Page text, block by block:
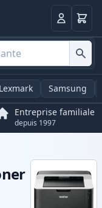
Panier
Lexmark Samsung
Entreprise familiale
depuis 1997